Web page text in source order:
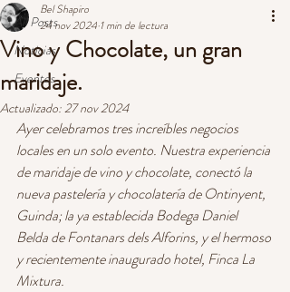
All Posts
Noticias
Eventos
Vino y Chocolate, un gran
maridaje.
Bel Shapiro
24 nov 2024 1 min de lectura
Actualizado:27 nov 2024
Ayer celebramos tres increíbles negocios
locales en un solo evento. Nuestra experiencia
de maridaje de vino y chocolate, conectó la
nueva pastelería y chocolatería de Ontinyent,
Guinda; la ya establecida Bodega Daniel
Belda de Fontanars dels Alforins, y el hermoso
y recientemente inaugurado hotel, Finca La
Mixtura.